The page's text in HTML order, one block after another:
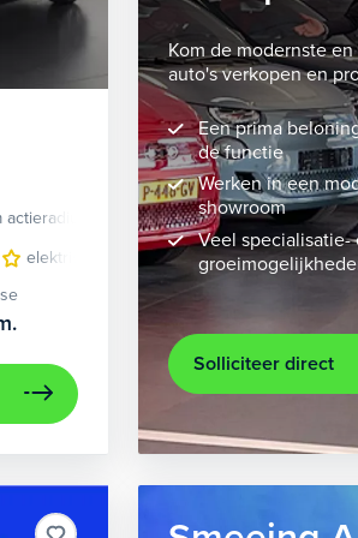
lichtmetalen velgen 10-spaaks 21"
Elektrisch
elektrisch glazen panorama-dak
Kom de modernste
auto's verkopen en
Een prima
de functie
Werken in een
showroom
Veel specialisatie-
Solliciteer direct